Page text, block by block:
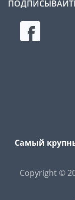
Самый
Copyright ©